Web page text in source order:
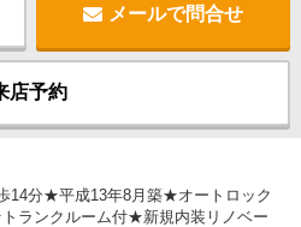
メールで問合せ
店予約
14分★平成13年8月築★オートロック
ランクルーム付★新規内装リノベー